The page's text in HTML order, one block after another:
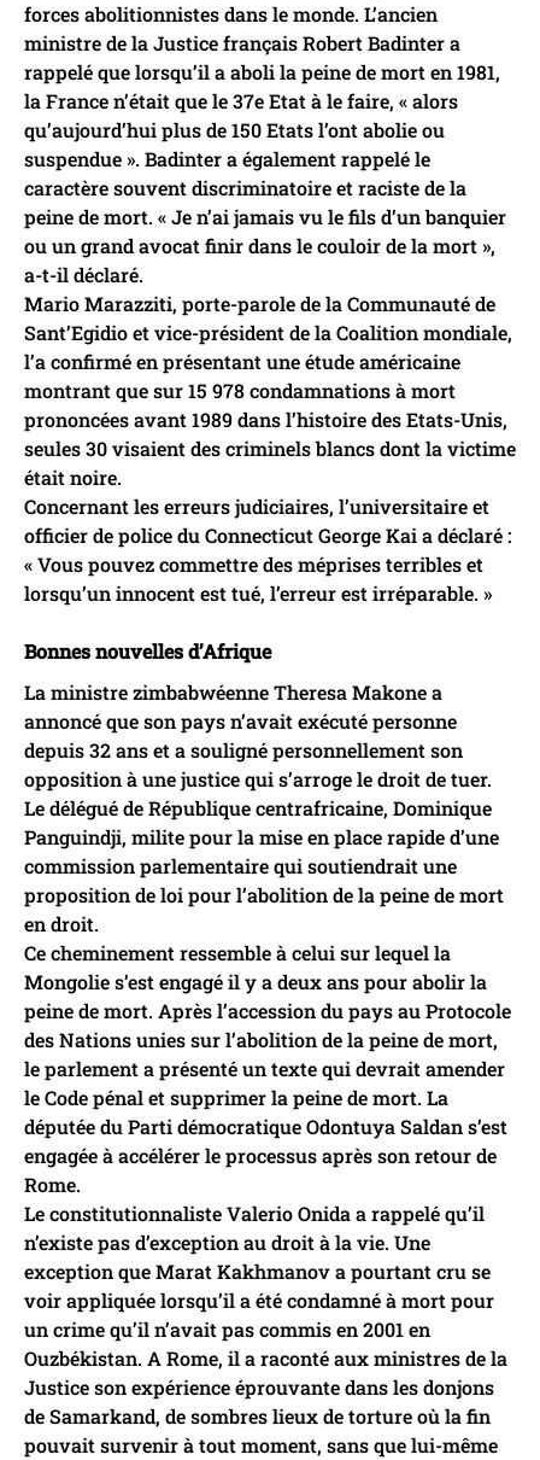
forces abolitionnistes dans le monde. L’ancien
ministre de la Justice français Robert Badinter a
rappelé que lorsqu’il a aboli la peine de mort en 1981,
la France n’était que le 37e Etat à le faire, « alors
qu’aujourd’hui plus de 150 Etats l’ont abolie ou
suspendue ». Badinter a également rappelé le
caractère souvent discriminatoire et raciste de la
peine de mort. « Je n’ai jamais vu le fils d’un banquier
ou un grand avocat finir dans le couloir de la mort »,
a-t-il déclaré.
Mario Marazziti, porte-parole de la Communauté de
Sant’Egidio et vice-président de la Coalition mondiale,
l’a confirmé en présentant une étude américaine
montrant que sur 15 978 condamnations à mort
prononcées avant 1989 dans l’histoire des Etats-Unis,
seules 30 visaient des criminels blancs dont la victime
était noire.
Concernant les erreurs judiciaires, l’universitaire et
officier de police du Connecticut George Kai a déclaré :
« Vous pouvez commettre des méprises terribles et
lorsqu’un innocent est tué, l’erreur est irréparable. »
Bonnes nouvelles d’Afrique
La ministre zimbabwéenne Theresa Makone a
annoncé que son pays n’avait exécuté personne
depuis 32 ans et a souligné personnellement son
opposition à une justice qui s’arroge le droit de tuer.
Le délégué de République centrafricaine, Dominique
Panguindji, milite pour la mise en place rapide d’une
commission parlementaire qui soutiendrait une
proposition de loi pour l’abolition de la peine de mort
en droit.
Ce cheminement ressemble à celui sur lequel la
Mongolie s’est engagé il y a deux ans pour abolir la
peine de mort. Après l’accession du pays au Protocole
des Nations unies sur l’abolition de la peine de mort,
le parlement a présenté un texte qui devrait amender
le Code pénal et supprimer la peine de mort. La
députée du Parti démocratique Odontuya Saldan s’est
engagée à accélérer le processus après son retour de
Rome.
Le constitutionnaliste Valerio Onida a rappelé qu’il
n’existe pas d’exception au droit à la vie. Une
exception que Marat Kakhmanov a pourtant cru se
voir appliquée lorsqu’il a été condamné à mort pour
un crime qu’il n’avait pas commis en 2001 en
Ouzbékistan. A Rome, il a raconté aux ministres de la
Justice son expérience éprouvante dans les donjons
de Samarkand, de sombres lieux de torture où la fin
pouvait survenir à tout moment, sans que lui-même